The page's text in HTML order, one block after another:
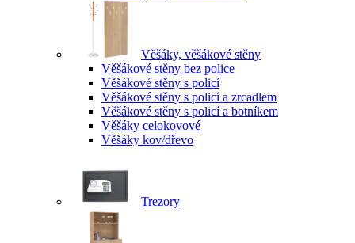
Věšáky, věšákové stěny
Věšákové stěny bez police
Věšákové stěny s policí
Věšákové stěny s policí a zrcadlem
Věšákové stěny s policí a botníkem
Věšáky celokovové
Věšáky kov/dřevo
Trezory